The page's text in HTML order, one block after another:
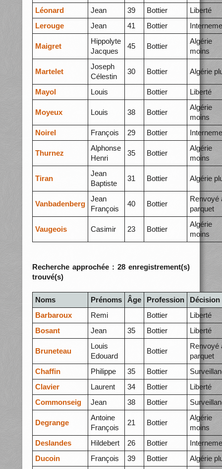
Léonard Jean 39 Bottier
Liberté
Lerouge
Jean 41 Bottier
Maigret
Hippolyte
Jacques
45 Bottier
Algérie
moins
Martelet
Joseph
Célestin
30 Bottier Algérie
Mayol Louis Bottier Liberté
Moyeux Louis 38 Bottier
Algérie
moins
Noirel
François 29 Bottier
Thurnez
Alphonse
Henri
35 Bottier
Algérie
moins
Tiran
Jean
Baptiste
31 Bottier Algérie
Vanbadenberg
Jean
François
40 Bottier
Renvoyé
parquet
Vaugeois Casimir 23 Bottier
Algérie
moins
Recherche approchée : 28 enregistrement(s)
trouvé(s)
Noms Prénoms Âge Profession
Décision
Barbaroux
Remi Bottier
Liberté
Bosant
Jean 35 Bottier Liberté
Bruneteau
Louis
Edouard
Bottier
Renvoyé
parquet
Chaffin
Philippe 35 Bottier
Clavier
Laurent 34 Bottier
Liberté
Commonseig
Jean 38 Bottier
Degrange
Antoine
François
21 Bottier
Algérie
moins
Deslandes
Hildebert 26 Bottier
Ducoin
François 39 Bottier Algérie